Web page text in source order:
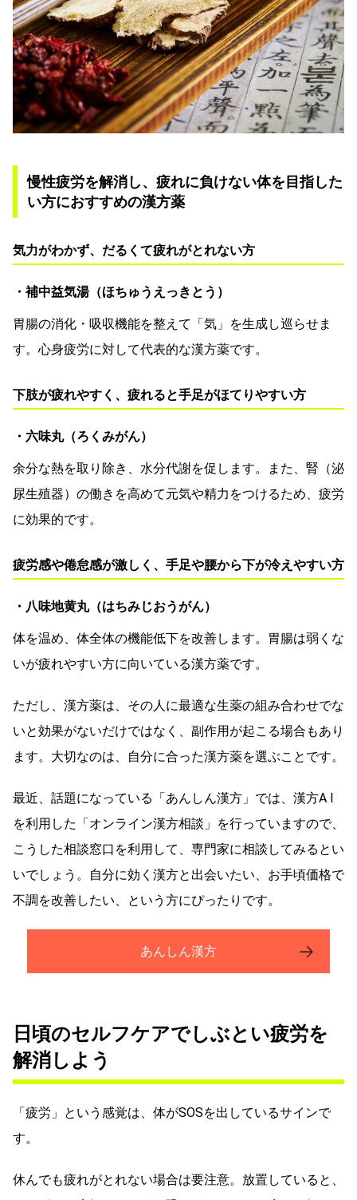
慢性疲労を解消し、疲れに負けない体を目指した
い方におすすめの漢方薬
気力がわかず、だるくて疲れがとれない方
・補中益気湯（ほちゅうえっきとう）
胃腸の消化・吸収機能を整えて「気」を生成し巡らせま
す。心身疲労に対して代表的な漢方薬です。
下肢が疲れやすく、疲れると手足がほてりやすい方
・六味丸（ろくみがん）
余分な熱を取り除き、水分代謝を促します。また、腎（泌
尿生殖器）の働きを高めて元気や精力をつけるため、疲労
に効果的です。
疲労感や倦怠感が激しく、手足や腰から下が冷えやすい方
・八味地黄丸（はちみじおうがん）
体を温め、体全体の機能低下を改善します。胃腸は弱くな
いが疲れやすい方に向いている漢方薬です。
ただし、漢方薬は、その人に最適な生薬の組み合わせでな
いと効果がないだけではなく、副作用が起こる場合もあり
ます。大切なのは、自分に合った漢方薬を選ぶことです。
最近、話題になっている「あんしん漢方」では、漢方A I
を利用した「オンライン漢方相談」を行っていますので、
こうした相談窓口を利用して、専門家に相談してみるとい
いでしょう。自分に効く漢方と出会いたい、お手頃価格で
不調を改善したい、という方にぴったりです。
あんしん漢方
日頃のセルフケアでしぶとい疲労を
解消しよう
「疲労」という感覚は、体がSOSを出しているサインで
す。
休んでも疲れがとれない場合は要注意。放置していると、